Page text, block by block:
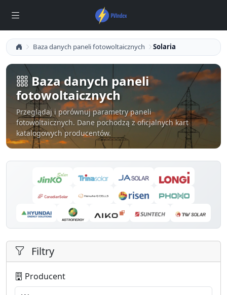
Baza danych paneli fotowoltaicznych Solaria
Baza danych paneli
fotowoltaicznych
Przeglądaj i porównuj parametry paneli
fotowoltaicznych. Dane pochodzą z oficjalnych kart
katalogowych producentów.
Filtry
Producent